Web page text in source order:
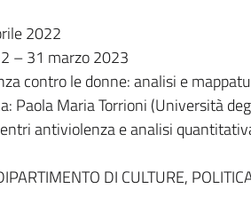
2022
– 31 marzo 2023
contro le donne: analisi e
Paola Maria Torrioni (Università
antiviolenza e analisi
DI CULTURE,